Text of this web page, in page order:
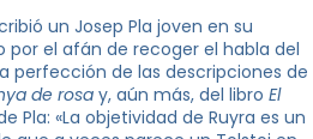
un Josep Pla joven en su
por el afán de recoger el habla del
perfección de las descripciones de
de rosa y, aún más, del libro El
Pla: «La objetividad de Ruyra es un